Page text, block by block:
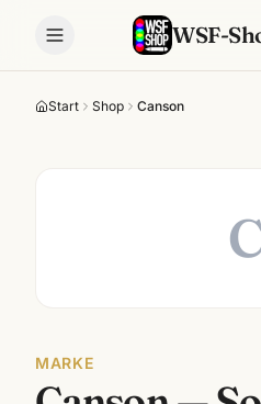
WSF-
Start Shop Canson
MARKE